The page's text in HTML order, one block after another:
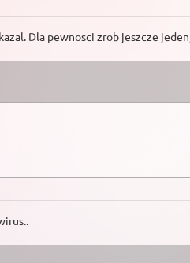
Dla pewnosci zrob jeszcze